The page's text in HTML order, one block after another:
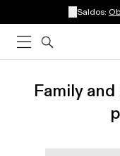
Saldos:
Family